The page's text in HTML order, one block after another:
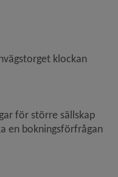
klockan
för större sällskap
en bokningsförfrågan